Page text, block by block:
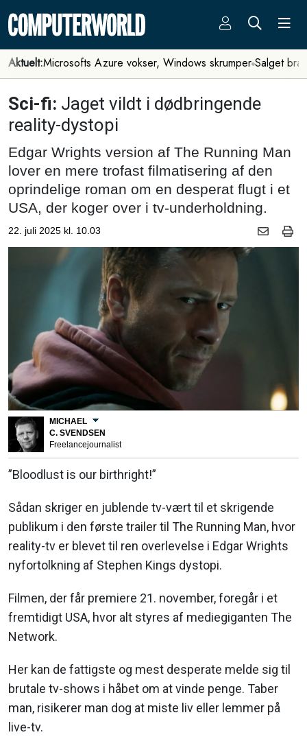
Aktuelt:Microsofts Azure vokser, Windows skrumper Salget
Sci-fi: Jaget vildt i dødbringende
reality-dystopi
Edgar Wrights version af The Running Man
lover en mere trofast filmatisering af den
oprindelige roman om en desperat flugt i et
USA, der koger over i tv-underholdning.
22. juli 2025 kl. 10.03
MICHAEL
C. SVENDSEN
Freelancejournalist
”Bloodlust is our birthright!”
Sådan skriger en jublende tv-vært til et skrigende
publikum i den første trailer til The Running Man, hvor
reality-tv er blevet til ren overlevelse i Edgar Wrights
nyfortolkning af Stephen Kings dystopi.
Filmen, der får premiere 21. november, foregår i et
fremtidigt USA, hvor alt styres af mediegiganten The
Network.
Her kan de fattigste og mest desperate melde sig til
brutale tv-shows i håbet om at vinde penge. Taber
man, risikerer man dog at miste liv eller lemmer på
live-tv.